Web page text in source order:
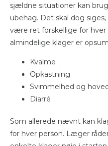
sjældne situationer kan
ubehag. Det skal dog
være ret forskellige for
almindelige klager er
Kvalme
Opkastning
Svimmelhed og
Diarré
Som allerede nævnt kan
for hver person. Læger